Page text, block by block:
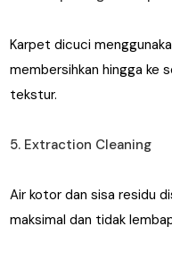
Karpet dicuci
membersihkan hingga ke
tekstur.
5. Extraction Cleaning
Air kotor dan sisa residu
maksimal dan tidak